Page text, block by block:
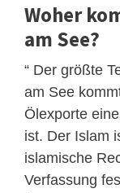
Woher
am See?
“ Der größte
am See
Ölexporte
ist. Der Islam
islamische
Verfassung